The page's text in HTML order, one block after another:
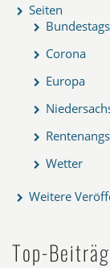
Seiten
Corona
Europa
Wetter
Weitere
Top-